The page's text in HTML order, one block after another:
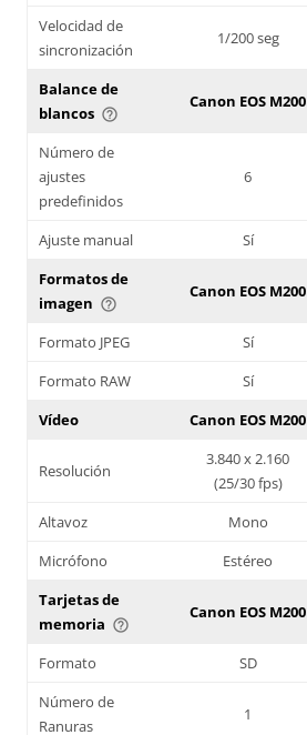
Velocidad de
sincronización
1/200 seg
Balance de
blancos help_outline
Canon EOS M200
Número de
ajustes
predefinidos
6
Ajuste manual Sí
Formatos de
imagen help_outline
Canon EOS M200
Formato JPEG Sí
Formato RAW
Sí
Vídeo
Canon EOS M200
Resolución
3.840 x 2.160
(25/30 fps)
Altavoz
Mono
Micrófono
Estéreo
Tarjetas de
memoria help_outline
Canon EOS M200
Formato SD
Número de
Ranuras
1